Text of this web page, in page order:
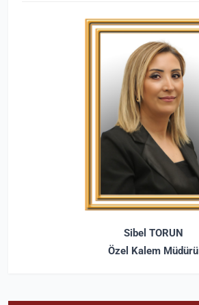
Sibel TORUN
Özel Kalem Müdürü